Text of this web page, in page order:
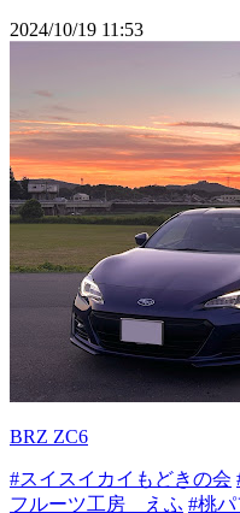
2024/10/19 11:53
BRZ ZC6
#スイスイカイもどきの会
フルーツ工房 えふ #桃パ